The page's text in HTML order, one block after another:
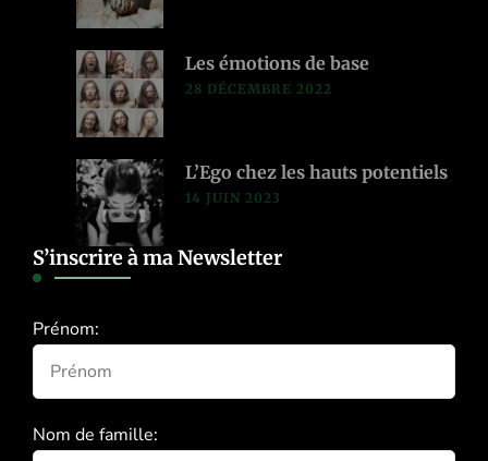
Les émotions de base
28 DÉCEMBRE 2022
L’Ego chez les hauts potentiels
14 JUIN 2023
S’inscrire à ma Newsletter
Prénom:
Nom de famille: